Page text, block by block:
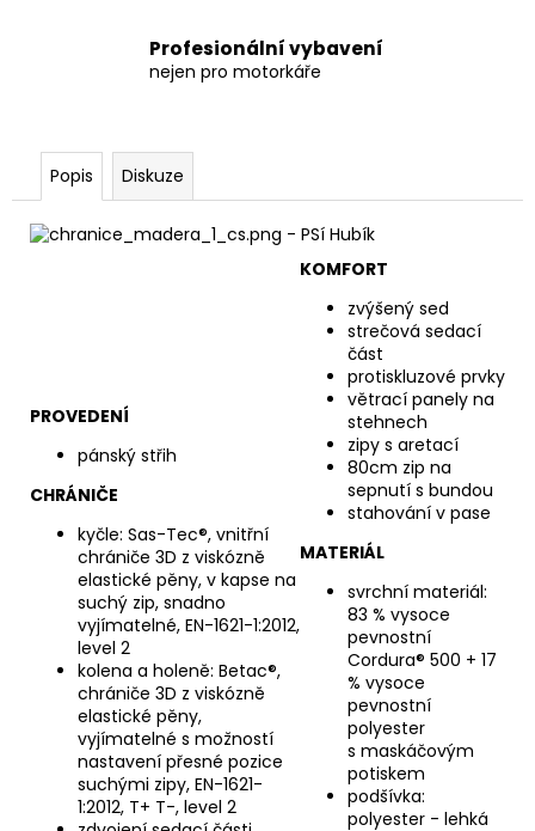
Profesionální vybavení
nejen pro motorkáře
Popis Diskuze
PROVEDENÍ
pánský střih
CHRÁNIČE
kyčle: Sas-Tec®, vnitřní
chrániče 3D z viskózně
elastické pěny, v kapse na
suchý zip, snadno
vyjímatelné, EN-1621-1:2012,
level 2
kolena a holeně: Betac®,
chrániče 3D z viskózně
elastické pěny,
vyjímatelné s možností
nastavení přesné pozice
suchými zipy, EN-1621-
1:2012, T+ T-, level 2
KOMFORT
zvýšený sed
strečová sedací
část
protiskluzové prvky
větrací panely na
stehnech
zipy s aretací
80cm zip na
sepnutí s bundou
stahování v pase
MATERIÁL
svrchní materiál:
83 % vysoce
pevnostní
Cordura® 500 + 17
% vysoce
pevnostní
polyester
s maskáčovým
potiskem
podšívka:
polyester - lehká